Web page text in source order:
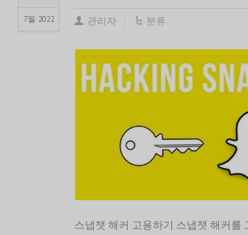
7월 2022 관리자 분류
스냅챗 해커 고용하기 스냅챗 해커를